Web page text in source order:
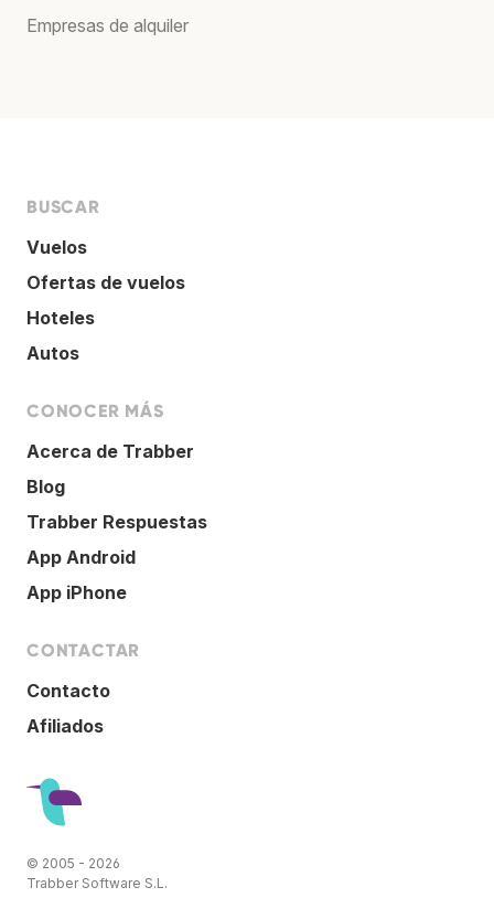
Empresas de alquiler
BUSCAR
Vuelos
Ofertas de vuelos
Hoteles
Autos
CONOCER MÁS
Acerca de Trabber
Blog
Trabber Respuestas
App Android
App iPhone
CONTACTAR
Contacto
Afiliados
© 2005 - 2026
Trabber Software S.L.